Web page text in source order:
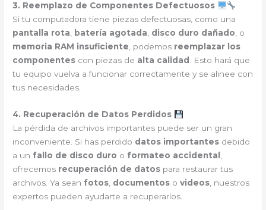
3. Reemplazo de Componentes Defectuosos
Si tu computadora tiene piezas defectuosas, como una
pantalla rota, batería agotada, disco duro dañado, o
memoria RAM insuficiente, podemos reemplazar los
componentes con piezas de alta calidad . Esto hará que
tu equipo vuelva a funcionar correctamente y se alinee con
tus necesidades.
4. Recuperación de Datos Perdidos
La pérdida de archivos importantes puede ser un gran
inconveniente. Si has perdido datos importantes debido
a un fallo de disco duro o formateo accidental ,
ofrecemos recuperación de datos para restaurar tus
archivos. Ya sean fotos, documentos ovideos, nuestros
expertos pueden ayudarte a recuperarlos.